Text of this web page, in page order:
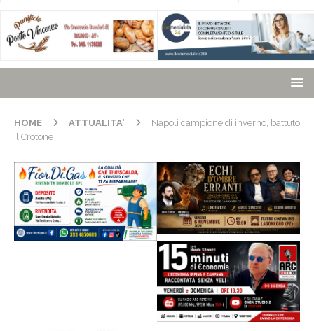
HOME ATTUALITA'
Napoli campione di inverno, battuto
il Crotone